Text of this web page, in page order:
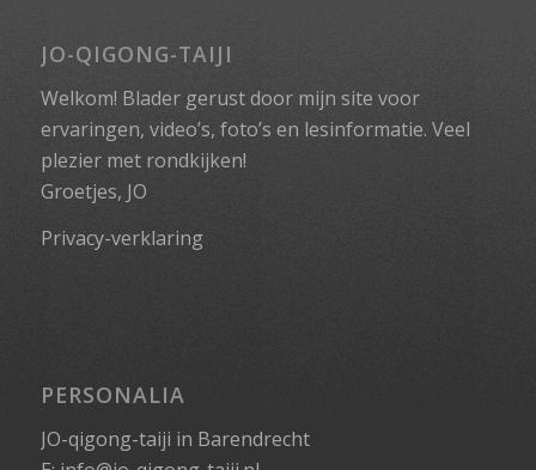
JO-QIGONG-TAIJI
Welkom! Blader gerust door mijn site voor
ervaringen, video’s, foto’s en lesinformatie. Veel
plezier met rondkijken!
Groetjes, JO
Privacy-verklaring
PERSONALIA
JO-qigong-taiji in Barendrecht